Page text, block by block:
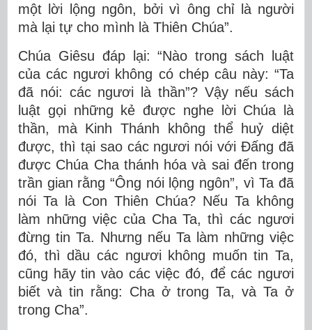
một lời lộng ngôn, bởi vì ông chỉ là người
mà lại tự cho mình là Thiên Chúa”.
Chúa Giêsu đáp lại: “Nào trong sách luật
của các ngươi không có chép câu này: “Ta
đã nói: các ngươi là thần”? Vậy nếu sách
luật gọi những kẻ được nghe lời Chúa là
thần, mà Kinh Thánh không thể huỷ diệt
được, thì tại sao các ngươi nói với Ðấng đã
được Chúa Cha thánh hóa và sai đến trong
trần gian rằng “Ông nói lộng ngôn”, vì Ta đã
nói Ta là Con Thiên Chúa? Nếu Ta không
làm những việc của Cha Ta, thì các ngươi
đừng tin Ta. Nhưng nếu Ta làm những việc
đó, thì dầu các ngươi không muốn tin Ta,
cũng hãy tin vào các việc đó, để các ngươi
biết và tin rằng: Cha ở trong Ta, và Ta ở
trong Cha”.